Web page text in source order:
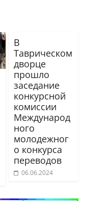
В
Таврическом
дворце
прошло
заседание
конкурсной
комиссии
Международ
ного
молодежног
о конкурса
переводов
06.06.2024